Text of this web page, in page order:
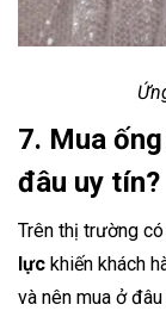
7. Mua
đâu uy tín?
Trên thị trường
lực khiến khách
và nên mua ở